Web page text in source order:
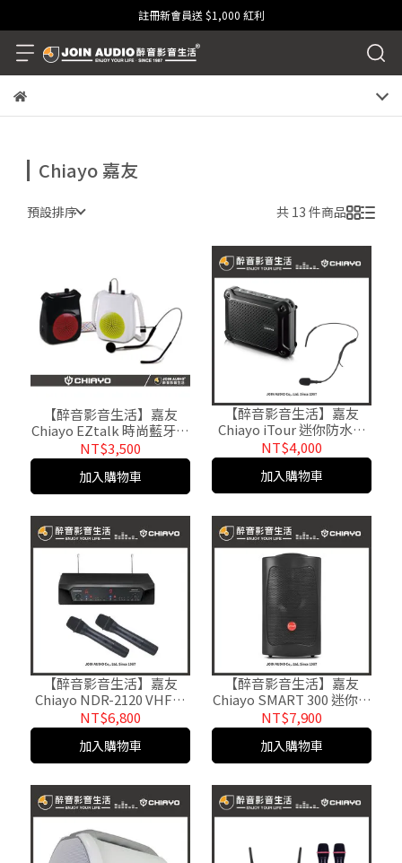
註冊新會員送 $1,000 紅利
Chiayo 嘉友
預設排序 共 13 件商品
【醉音影音生活】嘉友
Chiayo EZtalk 時尚藍牙隨
身擴音機+頭戴式麥克風.公
司貨.教學/集會/活動/展覽/
導遊
NT$3,500
加入購物車
【醉音影音生活】嘉友
Chiayo iTour 迷你防水隨
身擴音機+MC-77(P)頭戴
式麥克風.公司貨.教學/活動
NT$4,000
加入購物車
【醉音影音生活】嘉友
Chiayo NDR-2120 VHF雙
頻道程式控制自動選訊無
線麥克風系統.公司貨
NT$6,800
加入購物車
【醉音影音生活】嘉友
Chiayo SMART 300 迷你手
提式多功能無線擴音
機.USB/SD卡.原廠公司貨
NT$7,900
加入購物車